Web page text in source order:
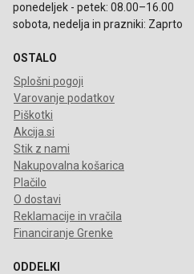
ponedeljek - petek: 08.00–16.00
sobota, nedelja in prazniki: Zaprto
OSTALO
Splošni pogoji
Varovanje podatkov
Piškotki
Akcija.si
Stik z nami
Nakupovalna košarica
Plačilo
O dostavi
Reklamacije in vračila
Financiranje Grenke
ODDELKI